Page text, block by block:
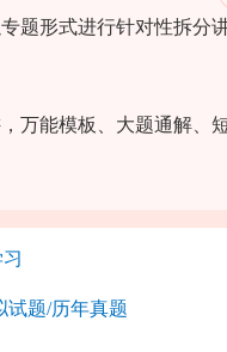
专题形式进行针对性拆分
万能模板、大题通解、
试题/历年真题